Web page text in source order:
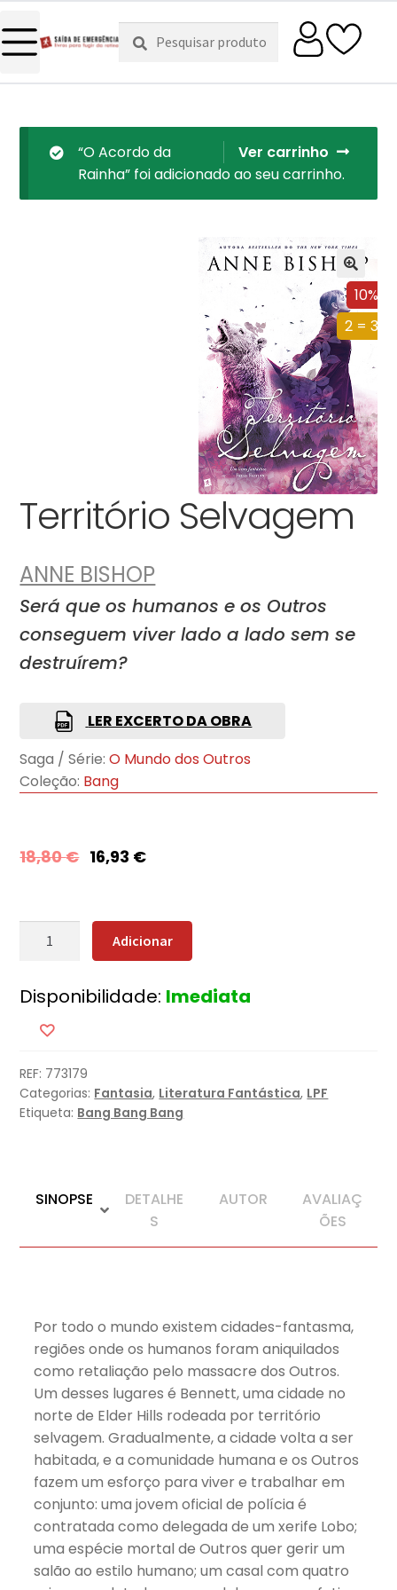
Pesquisar
por:
Pesquisa
Ver carrinho
“O Acordo da
Rainha” foi adicionado ao seu carrinho.
10%
2 = 3
Território Selvagem
ANNE BISHOP
Será que os humanos e os Outros
conseguem viver lado a lado sem se
destruírem?
LER EXCERTO DA OBRA
Saga / Série: O Mundo dos Outros
Coleção: Bang
18,80€ 16,93 €
Quantidade
Selvagem
Adicionar
Disponibilidade: Imediata
REF: 773179
Categorias: Fantasia, Literatura Fantástica, LPF
Etiqueta: Bang Bang Bang
SINOPSE
DETALHE
S
AUTOR
AVALIAÇ
ÕES
Por todo o mundo existem cidades-fantasma,
regiões onde os humanos foram aniquilados
como retaliação pelo massacre dos Outros.
Um desses lugares é Bennett, uma cidade no
norte de Elder Hills rodeada por território
selvagem. Gradualmente, a cidade volta a ser
habitada, e a comunidade humana e os Outros
fazem um esforço para viver e trabalhar em
conjunto: uma jovem oficial de polícia é
contratada como delegada de um xerife Lobo;
uma espécie mortal de Outros quer gerir um
salão ao estilo humano; um casal com quatro